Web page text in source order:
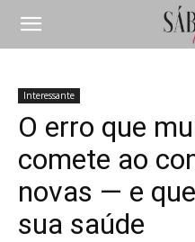
Interessante
O erro que
comete ao
novas — e
sua saúde